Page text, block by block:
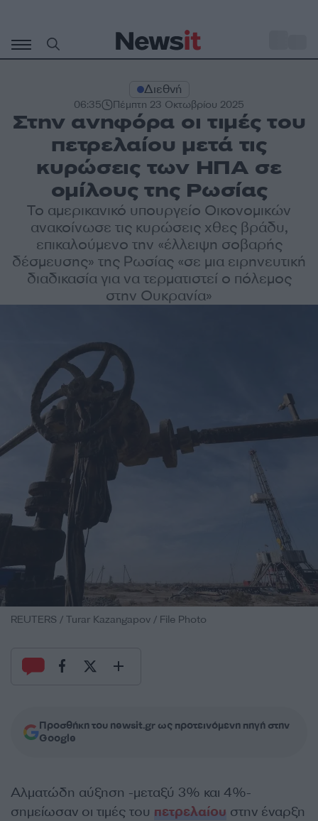
περιεχόμενο
Διεθνή
06:35 Πέμπτη 23 Οκτωβρίου 2025
Στην ανηφόρα οι τιμές του
πετρελαίου μετά τις
κυρώσεις των ΗΠΑ σε
ομίλους της Ρωσίας
Το αμερικανικό υπουργείο Οικονομικών
ανακοίνωσε τις κυρώσεις χθες βράδυ,
επικαλούμενο την «έλλειψη σοβαρής
δέσμευσης» της Ρωσίας «σε μια ειρηνευτική
διαδικασία για να τερματιστεί ο πόλεμος
στην Ουκρανία»
REUTERS / Turar Kazangapov / File Photo
Προσθήκη του newsit.gr ως προτεινόμενη πηγή στην
Google
Αλματώδη αύξηση -μεταξύ 3% και 4%-
σημείωσαν οι τιμές του πετρελαίου στην έναρξη